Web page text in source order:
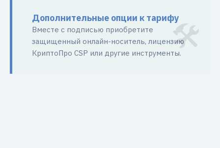
Дополнительные опции к тарифу
Вместе с подписью приобретите
защищенный онлайн-носитель, лицензию
КриптоПро CSP или другие инструменты.